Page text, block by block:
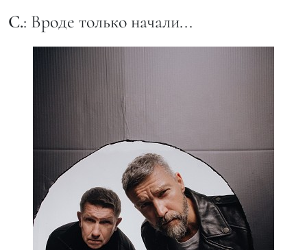
С.: Вроде только начали...